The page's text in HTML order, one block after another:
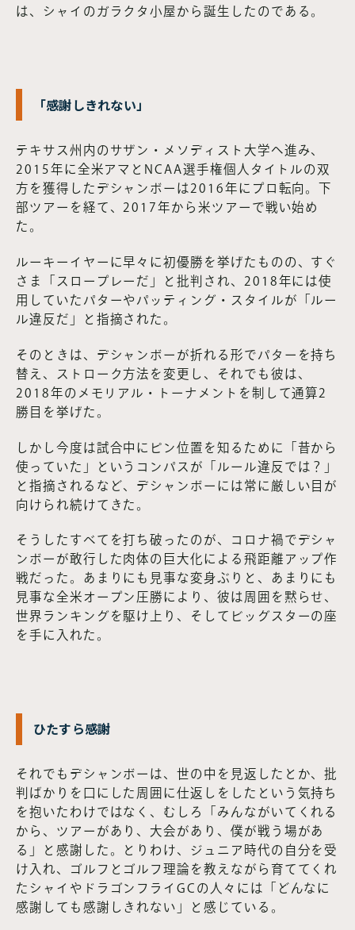
は、シャイのガラクタ小屋から誕生したのである。
「感謝しきれない」
テキサス州内のサザン・メソディスト大学へ進み、
2015年に全米アマとNCAA選手権個人タイトルの双
方を獲得したデシャンボーは2016年にプロ転向。下
部ツアーを経て、2017年から米ツアーで戦い始め
た。
ルーキーイヤーに早々に初優勝を挙げたものの、すぐ
さま「スロープレーだ」と批判され、2018年には使
用していたパターやパッティング・スタイルが「ルー
ル違反だ」と指摘された。
そのときは、デシャンボーが折れる形でパターを持ち
替え、ストローク方法を変更し、それでも彼は、
2018年のメモリアル・トーナメントを制して通算2
勝目を挙げた。
しかし今度は試合中にピン位置を知るために「昔から
使っていた」というコンパスが「ルール違反では？」
と指摘されるなど、デシャンボーには常に厳しい目が
向けられ続けてきた。
そうしたすべてを打ち破ったのが、コロナ禍でデシャ
ンボーが敢行した肉体の巨大化による飛距離アップ作
戦だった。あまりにも見事な変身ぶりと、あまりにも
見事な全米オープン圧勝により、彼は周囲を黙らせ、
世界ランキングを駆け上り、そしてビッグスターの座
を手に入れた。
ひたすら感謝
それでもデシャンボーは、世の中を見返したとか、批
判ばかりを口にした周囲に仕返しをしたという気持ち
を抱いたわけではなく、むしろ「みんながいてくれる
から、ツアーがあり、大会があり、僕が戦う場があ
る」と感謝した。とりわけ、ジュニア時代の自分を受
け入れ、ゴルフとゴルフ理論を教えながら育ててくれ
たシャイやドラゴンフライGCの人々には「どんなに
感謝しても感謝しきれない」と感じている。